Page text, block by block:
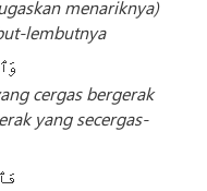
menariknya)
lembutnya
cergas bergerak
yang secergas-